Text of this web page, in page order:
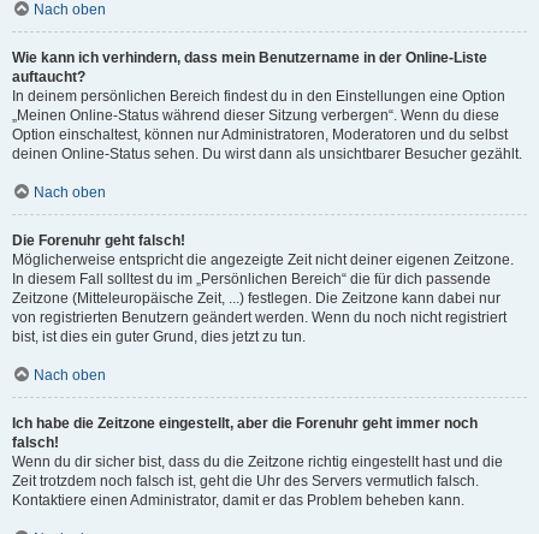
Nach oben
Wie kann ich verhindern, dass mein Benutzername in der Online-Liste
auftaucht?
In deinem persönlichen Bereich findest du in den Einstellungen eine Option
„Meinen Online-Status während dieser Sitzung verbergen“. Wenn du diese
Option einschaltest, können nur Administratoren, Moderatoren und du selbst
deinen Online-Status sehen. Du wirst dann als unsichtbarer Besucher gezählt.
Nach oben
Die Forenuhr geht falsch!
Möglicherweise entspricht die angezeigte Zeit nicht deiner eigenen Zeitzone.
In diesem Fall solltest du im „Persönlichen Bereich“ die für dich passende
Zeitzone (Mitteleuropäische Zeit, ...) festlegen. Die Zeitzone kann dabei nur
von registrierten Benutzern geändert werden. Wenn du noch nicht registriert
bist, ist dies ein guter Grund, dies jetzt zu tun.
Nach oben
Ich habe die Zeitzone eingestellt, aber die Forenuhr geht immer noch
falsch!
Wenn du dir sicher bist, dass du die Zeitzone richtig eingestellt hast und die
Zeit trotzdem noch falsch ist, geht die Uhr des Servers vermutlich falsch.
Kontaktiere einen Administrator, damit er das Problem beheben kann.